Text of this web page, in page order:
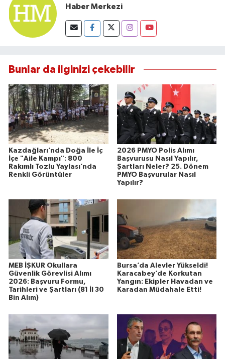
Haber Merkezi
Bunlar da ilginizi çekebilir
Kazdağları’nda Doğa İle İç
İçe "Aile Kampı": 800
Rakımlı Tozlu Yaylası’nda
Renkli Görüntüler
2026 PMYO Polis Alımı
Başvurusu Nasıl Yapılır,
Şartları Neler? 25. Dönem
PMYO Başvurular Nasıl
Yapılır?
MEB İŞKUR Okullara
Güvenlik Görevlisi Alımı
2026: Başvuru Formu,
Tarihleri ve Şartları (81 İl 30
Bin Alım)
Bursa’da Alevler Yükseldi!
Karacabey’de Korkutan
Yangın: Ekipler Havadan ve
Karadan Müdahale Etti!